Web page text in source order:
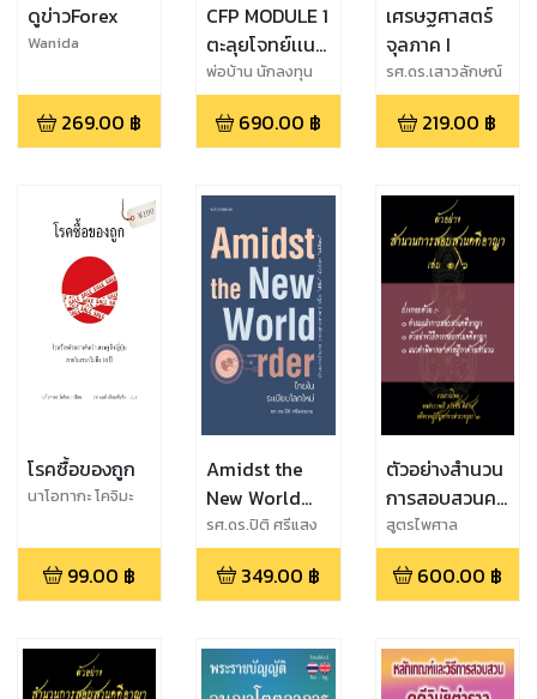
ดูข่าวForex
Wanida
269.00 ฿
CFP MODULE 1
ตะลุยโจทย์เเนว
ข้อสอบ การวาง
เเผนการเงิน
พ่อบ้าน นักลงทุน
690.00 ฿
เศรษฐศาสตร์
จุลภาค I
รศ.ดร.เสาวลักษณ์
กู้เจริญประสิทธิ์
219.00 ฿
โรคซื้อของถูก
นาโอทากะ โคจิมะ
99.00 ฿
Amidst the
New World
Order ไทยใน
ระเบียบโลกใหม่
รศ.ดร.ปิติ ศรีแสง
นาม
349.00 ฿
ตัวอย่างสำนวน
การสอบสวนคดี
อาญา 1
สูตรไพศาล
600.00 ฿